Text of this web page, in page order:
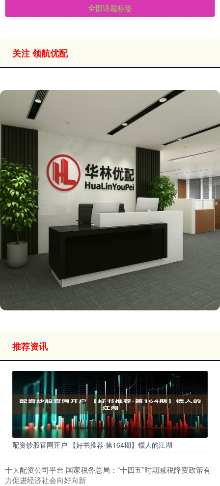
全部话题标签
关注 领航优配
推荐资讯
配资炒股官网开户 【好书推荐·第164期】镖人的江湖
十大配资公司平台 国家税务总局：“十四五”时期减税降费政策有
力促进经济社会向好向新